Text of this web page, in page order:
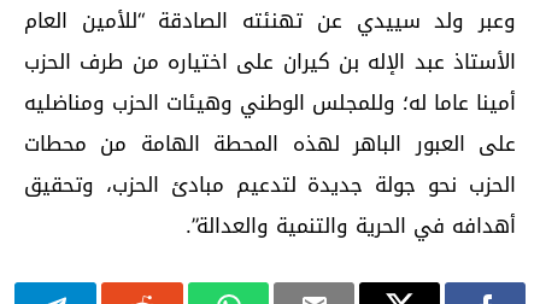
وعبر ولد سييدي عن تهنئته الصادقة “للأمين العام
الأستاذ عبد الإله بن كيران على اختياره من طرف الحزب
أمينا عاما له؛ وللمجلس الوطني وهيئات الحزب ومناضليه
على العبور الباهر لهذه المحطة الهامة من محطات
الحزب نحو جولة جديدة لتدعيم مبادئ الحزب، وتحقيق
أهدافه في الحرية والتنمية والعدالة”.